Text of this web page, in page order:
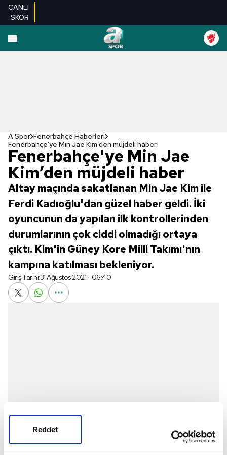
Reddet
CANLI
SKOR
A Spor Fenerbahçe Haberleri
Fenerbahçe'ye Min Jae Kim’den müjdeli haber
Fenerbahçe'ye Min Jae
Kim’den müjdeli haber
Altay maçında sakatlanan Min Jae Kim ile
Ferdi Kadıoğlu'dan güzel haber geldi. İki
oyuncunun da yapılan ilk kontrollerinden
durumlarının çok ciddi olmadığı ortaya
çıktı. Kim'in Güney Kore Milli Takımı'nın
kampına katılması bekleniyor.
Giriş Tarihi:31 Ağustos 2021 - 06:40